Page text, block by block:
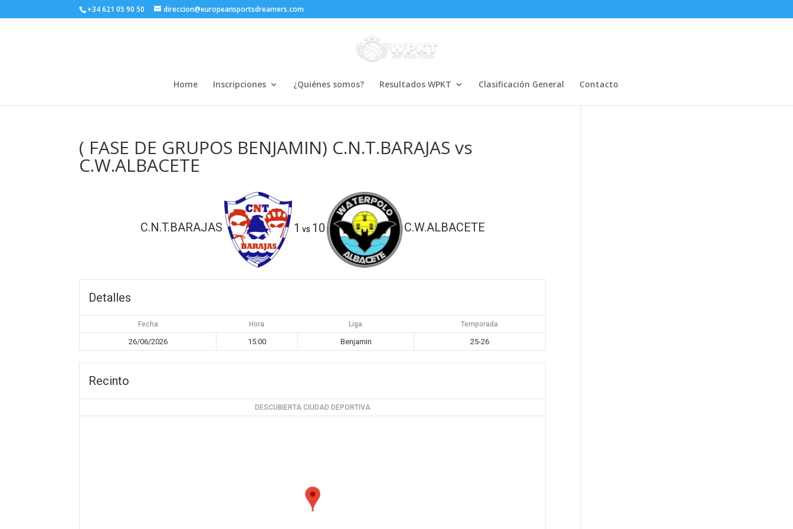
+34 621 05 90 50 direccion@europeansportsdreamers.com
Home Inscripciones ¿Quiénes somos? Resultados WPKT Clasificación General Contacto
( FASE DE GRUPOS BENJAMIN) C.N.T.BARAJAS vs
C.W.ALBACETE
C.N.T.BARAJAS 1 vs 10 C.W.ALBACETE
Detalles
Fecha Hora Liga Temporada
26/06/2026 15:00 Benjamin 25-26
Recinto
DESCUBIERTA CIUDAD DEPORTIVA